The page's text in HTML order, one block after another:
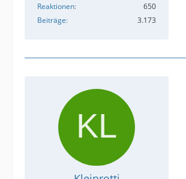
Reaktionen
650
Beiträge
3.173